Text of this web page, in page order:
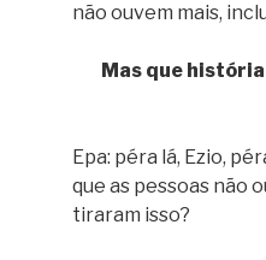
não ouvem mais,
Mas que
Epa: péra lá, Ezio,
que as pessoas não
tiraram isso?